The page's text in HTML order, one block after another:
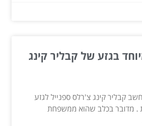
בגזע של קבליר קינג
קבליר קינג צ'רלס ספנייל לגזע
. מדובר בכלב שהוא ממשפחת